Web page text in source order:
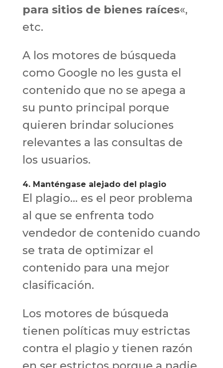
para sitios de bienes raíces«,
etc.
A los motores de búsqueda
como Google no les gusta el
contenido que no se apega a
su punto principal porque
quieren brindar soluciones
relevantes a las consultas de
los usuarios.
4. Manténgase alejado del plagio
El plagio… es el peor problema
al que se enfrenta todo
vendedor de contenido cuando
se trata de optimizar el
contenido para una mejor
clasificación.
Los motores de búsqueda
tienen políticas muy estrictas
contra el plagio y tienen razón